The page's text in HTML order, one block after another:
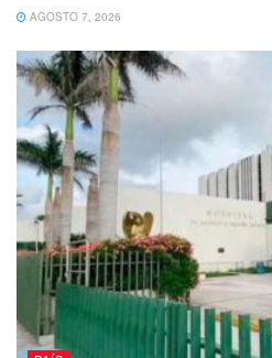
Las actividades de
del próximo miércoles,
inauguración será el viernes
AGOSTO 7, 2026